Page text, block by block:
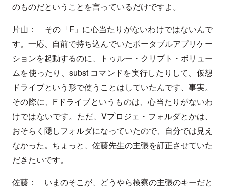
のものだということを言っているだけですよ。
片山： その「F」に心当たりがないわけではないんで
す。一応、自前で持ち込んでいたポータブルアプリケー
ションを起動するのに、トゥルー・クリプト・ボリュー
ムを使ったり、subst コマンドを実行したりして、仮想
ドライブという形で使うことはしていたんです、事実。
その際に、Fドライブというものは、心当たりがないわ
けではないです。ただ、Vプロジェ・フォルダとかは、
おそらく隠しフォルダになっていたので、自分では見え
なかった。ちょっと、佐藤先生の主張を訂正させていた
だきたいです。
佐藤： いまのそこが、どうやら検察の主張のキーだと